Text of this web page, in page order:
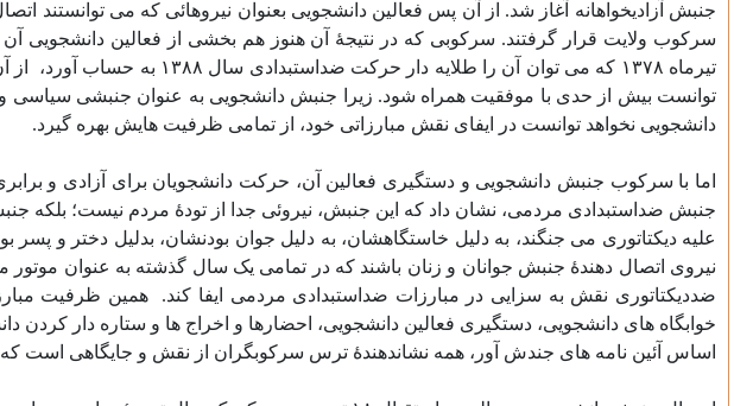
جنبش آزادیخواهانه آغاز شد. از آن پس فعالین دانشجویی بعنوان نیروهائی که می توانستند
تیرماه ۱۳۷۸ که می توان آن را طلایه دار حرکت ضداستبدادی سال ۱۳۸۸ به حساب آورد،
از
توانست بیش از حدی با موفقیت همراه شود. زیرا جنبش دانشجویی به عنوان جنبشی سیاسی
دانشجویی نخواهد توانست در ایفای نقش مبارزاتی خود، از تمامی ظرفیت هایش بهره گیرد.
اما با سرکوب جنبش دانشجویی و دستگیری فعالین آن، حرکت دانشجویان برای آزادی و
جنبش ضداستبدادی مردمی، نشان داد که این جنبش، نیروئی جدا از تودۀ مردم نیست؛
علیه دیکتاتوری می جنگند، به دلیل خاستگاهشان، به دلیل جوان بودنشان، بدلیل دختر و
نیروی اتصال دهندۀ جنبش جوانان و زنان باشند که در تمامی یک سال گذشته به عنوان
ضددیکتاتوری نقش به سزایی در مبارزات ضداستبدادی مردمی ایفا کند.
همین ظرفیت
خوابگاه های دانشجویی، دستگیری فعالین دانشجویی، احضارها و اخراج ها و ستاره دار
اساس آئین نامه های جندش آور، همه نشاندهندۀ ترس سرکوبگران از نقش و جایگاهی است که